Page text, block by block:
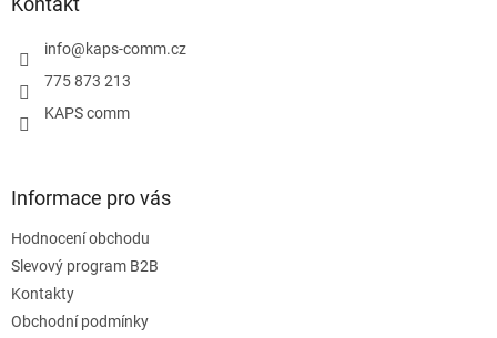
info@kaps-comm.cz
775 873 213
KAPS comm
Informace pro vás
Hodnocení obchodu
Slevový program B2B
Kontakty
Obchodní podmínky